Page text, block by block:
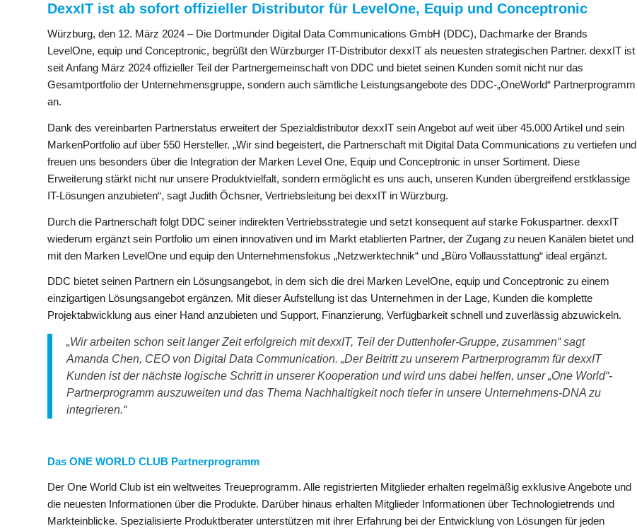
DexxIT ist ab sofort offizieller Distributor für LevelOne, Equip und Conceptronic
Würzburg, den 12. März 2024 – Die Dortmunder Digital Data Communications GmbH (DDC), Dachmarke der Brands
LevelOne, equip und Conceptronic, begrüßt den Würzburger IT-Distributor dexxIT als neuesten strategischen Partner. dexxIT ist
seit Anfang März 2024 offizieller Teil der Partnergemeinschaft von DDC und bietet seinen Kunden somit nicht nur das
Gesamtportfolio der Unternehmensgruppe, sondern auch sämtliche Leistungsangebote des DDC-„OneWorld“ Partnerprogramm
an.
Dank des vereinbarten Partnerstatus erweitert der Spezialdistributor dexxIT sein Angebot auf weit über 45.000 Artikel und sein
MarkenPortfolio auf über 550 Hersteller. „Wir sind begeistert, die Partnerschaft mit Digital Data Communications zu vertiefen und
freuen uns besonders über die Integration der Marken Level One, Equip und Conceptronic in unser Sortiment. Diese
Erweiterung stärkt nicht nur unsere Produktvielfalt, sondern ermöglicht es uns auch, unseren Kunden übergreifend erstklassige
IT-Lösungen anzubieten“, sagt Judith Öchsner, Vertriebsleitung bei dexxIT in Würzburg.
Durch die Partnerschaft folgt DDC seiner indirekten Vertriebsstrategie und setzt konsequent auf starke Fokuspartner. dexxIT
wiederum ergänzt sein Portfolio um einen innovativen und im Markt etablierten Partner, der Zugang zu neuen Kanälen bietet und
mit den Marken LevelOne und equip den Unternehmensfokus „Netzwerktechnik“ und „Büro Vollausstattung“ ideal ergänzt.
DDC bietet seinen Partnern ein Lösungsangebot, in dem sich die drei Marken LevelOne, equip und Conceptronic zu einem
einzigartigen Lösungsangebot ergänzen. Mit dieser Aufstellung ist das Unternehmen in der Lage, Kunden die komplette
Projektabwicklung aus einer Hand anzubieten und Support, Finanzierung, Verfügbarkeit schnell und zuverlässig abzuwickeln.
„Wir arbeiten schon seit langer Zeit erfolgreich mit dexxIT, Teil der Duttenhofer-Gruppe, zusammen“ sagt
Amanda Chen, CEO von Digital Data Communication. „Der Beitritt zu unserem Partnerprogramm für dexxIT
Kunden ist der nächste logische Schritt in unserer Kooperation und wird uns dabei helfen, unser „One World“-
Partnerprogramm auszuweiten und das Thema Nachhaltigkeit noch tiefer in unsere Unternehmens-DNA zu
integrieren.“
Das ONE WORLD CLUB Partnerprogramm
Der One World Club ist ein weltweites Treueprogramm. Alle registrierten Mitglieder erhalten regelmäßig exklusive Angebote und
die neuesten Informationen über die Produkte. Darüber hinaus erhalten Mitglieder Informationen über Technologietrends und
Markteinblicke. Spezialisierte Produktberater unterstützen mit ihrer Erfahrung bei der Entwicklung von Lösungen für jeden